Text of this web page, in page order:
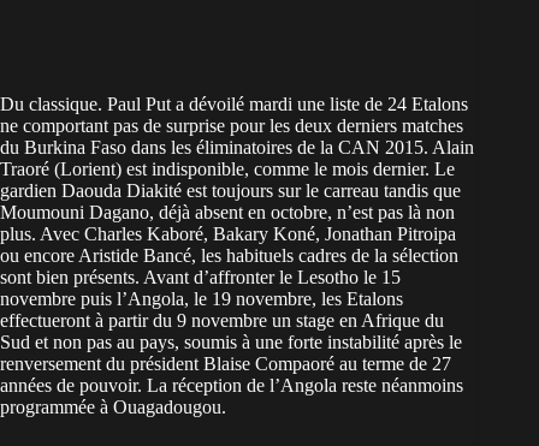
Du classique. Paul Put a dévoilé mardi une liste de 24 Etalons
ne comportant pas de surprise pour les deux derniers matches
du Burkina Faso dans les éliminatoires de la CAN 2015. Alain
Traoré (Lorient) est indisponible, comme le mois dernier. Le
gardien Daouda Diakité est toujours sur le carreau tandis que
Moumouni Dagano, déjà absent en octobre, n’est pas là non
plus. Avec Charles Kaboré, Bakary Koné, Jonathan Pitroipa
ou encore Aristide Bancé, les habituels cadres de la sélection
sont bien présents. Avant d’affronter le Lesotho le 15
novembre puis l’Angola, le 19 novembre, les Etalons
effectueront à partir du 9 novembre un stage en Afrique du
Sud et non pas au pays, soumis à une forte instabilité après le
renversement du président Blaise Compaoré au terme de 27
années de pouvoir. La réception de l’Angola reste néanmoins
programmée à Ouagadougou.